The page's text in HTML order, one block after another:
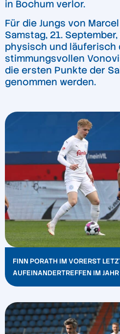
in Bochum verlor.
Für die Jungs von
Samstag, 21. September,
physisch und läuferisch
stimmungsvollen
die ersten Punkte der
genommen werden.
FINN PORATH IM VORERST
AUFEINANDERTREFFEN IM